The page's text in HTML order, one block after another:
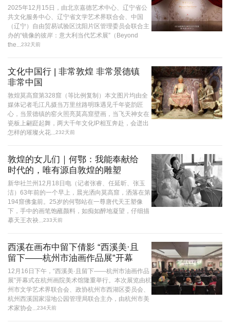
2025年12月15日，由北京嘉德艺术中心、辽宁省公
共文化服务中心、辽宁省文学艺术界联合会、中国
（辽宁）自由贸易试验区沈阳片区管理委员会联合主
办的“镜像的彼岸：意大利当代艺术展”（Beyond
the...
232天前
文化中国行 | 非常敦煌 非常景德镇
非常中国
敦煌莫高窟第328窟（等比例复制）本文图片均由全
媒体记者毛江凡摄当万里丝路明珠遇见千年瓷韵匠
心，当景德镇的窑火照亮莫高窟壁画，当飞天神女在
瓷板上翩跹起舞，两大千年文化IP相互奔赴，会迸出
怎样的璀璨火花...
232天前
敦煌的女儿们｜何鄂：我能奉献给
时代的，唯有源自敦煌的雕塑
新华社兰州12月18日电（记者张睿、任延昕、张玉
洁）63年前的一个早上，晨光洒向莫高窟，洒落在第
194窟佛龛前。25岁的何鄂站在一尊唐代天王塑像
下，手中的画笔饱蘸颜料，如痴如醉地凝望，仔细描
摹天王衣袂...
233天前
西溪在画布中留下倩影 “西溪美·且
留下——杭州市油画作品展”开幕
12月16日下午，“西溪美·且留下——杭州市油画作品
展”开幕式在杭州画院美术馆隆重举行。本次展览由杭
州市文学艺术界联合会、政协杭州市西湖区委员会、
杭州西溪国家湿地公园管理局联合主办，由杭州市美
术家协会...
234天前